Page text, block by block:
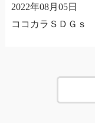
2022年08月05日
ココカラＳＤＧｓ